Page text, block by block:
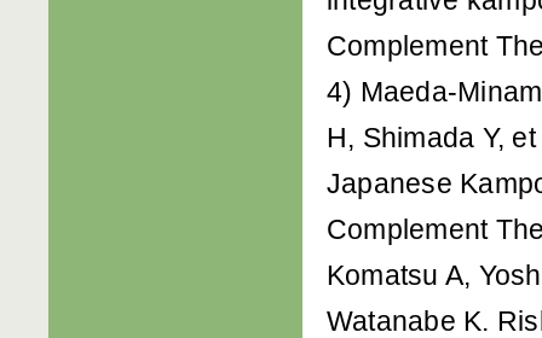
Complement
4) Maeda-
H, Shimada Y,
Japanese
Complement
Komatsu A,
Watanabe K.